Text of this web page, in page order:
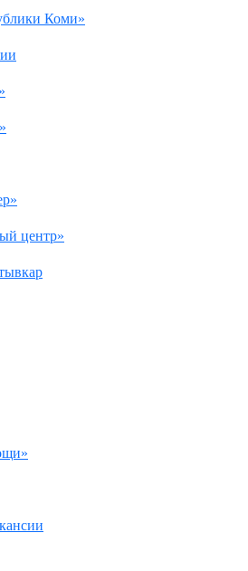
Коми»
центр»